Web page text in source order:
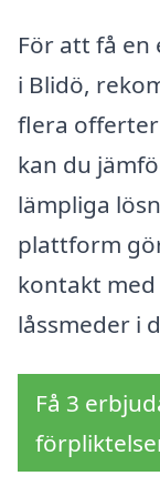
För att få en
i Blidö,
flera
kan du
lämpliga
plattform
kontakt
låssmeder i
Få 3